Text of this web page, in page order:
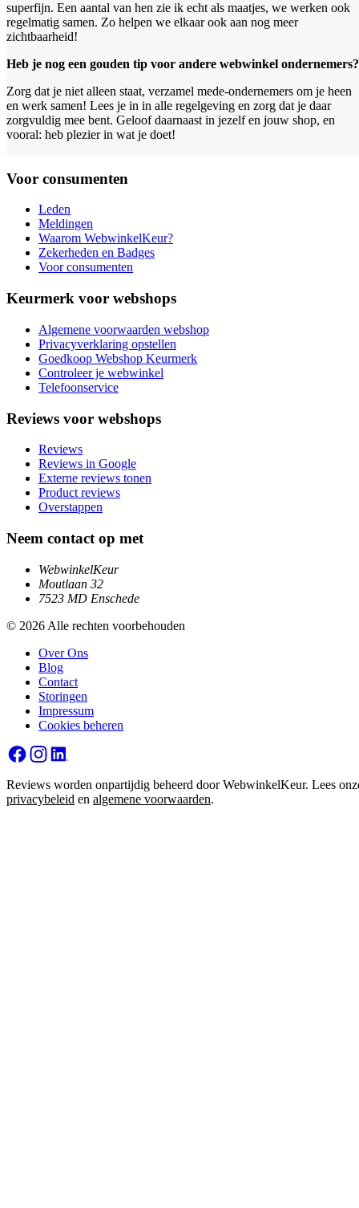
superfijn. Een aantal van hen zie ik echt als maatjes, we werken ook
regelmatig samen. Zo helpen we elkaar ook aan nog meer
zichtbaarheid!
Heb je nog een gouden tip voor andere webwinkel ondernemers?
Zorg dat je niet alleen staat, verzamel mede-ondernemers om je heen
en werk samen! Lees je in in alle regelgeving en zorg dat je daar
zorgvuldig mee bent. Geloof daarnaast in jezelf en jouw shop, en
vooral: heb plezier in wat je doet!
Voor consumenten
Leden
Meldingen
Waarom WebwinkelKeur?
Zekerheden en Badges
Voor consumenten
Keurmerk voor webshops
Algemene voorwaarden webshop
Privacyverklaring opstellen
Goedkoop Webshop Keurmerk
Controleer je webwinkel
Telefoonservice
Reviews voor webshops
Reviews
Reviews in Google
Externe reviews tonen
Product reviews
Overstappen
Neem contact op met
WebwinkelKeur
Moutlaan 32
7523 MD Enschede
© 2026 Alle rechten voorbehouden
Over Ons
Blog
Contact
Storingen
Impressum
Cookies beheren
Reviews worden onpartijdig beheerd door WebwinkelKeur. Lees
privacybeleid en algemene voorwaarden.